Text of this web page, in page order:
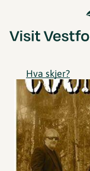
Hva skjer?